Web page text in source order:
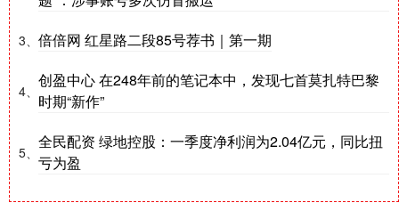
3、 倍倍网 红星路二段85号荐书｜第一期
4、
创盈中心 在248年前的笔记本中，发现七首莫扎特巴黎
时期“新作”
5、
全民配资 绿地控股：一季度净利润为2.04亿元，同比扭
亏为盈